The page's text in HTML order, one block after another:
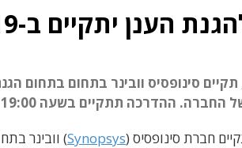
הענן יתקיים ב-19 באוקטובר
ג', ה-19 באוקטובר 2021, תקיים סינופסיס וובינר
Synopsys) וובינר